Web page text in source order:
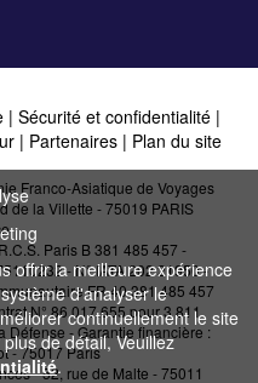
| Sécurité et confidentialité|
| Partenaires | Plan du site
Franco-Asiatique de Voyages
de la Villette - 75019 PARIS
Paris B 381 485 457 -
- N° IATA 202 21950 -
FR 40 381 485 457
N° 86.017.655 pour 3 811
Défense - Garantie financière :
- 75017 Paris
- 52, rue de Malte - 75011
offrir la meilleure expérience
d'analyser le
continuellement le site
de détail, Veuillez
.